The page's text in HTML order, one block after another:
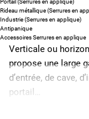
Portail (Serrures en applique)
Rideau métallique (Serrures en
Industrie (Serrures en applique)
Antipanique
Accessoires Serrures en applique
Verticale ou
propose une large
d’entrée, de cave,
portail…